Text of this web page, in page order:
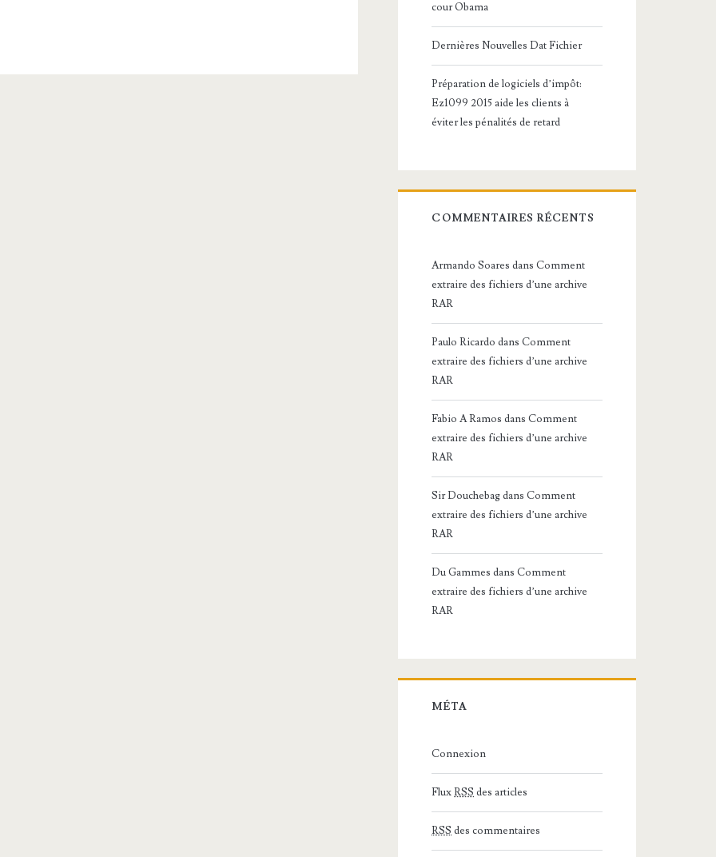
cour Obama
Dernières Nouvelles Dat Fichier
Préparation de logiciels d’impôt:
Ez1099 2015 aide les clients à
éviter les pénalités de retard
COMMENTAIRES RÉCENTS
Armando Soares dansComment
extraire des fichiers d’une archive
RAR
Paulo Ricardo dansComment
extraire des fichiers d’une archive
RAR
Fabio A Ramos dansComment
extraire des fichiers d’une archive
RAR
Sir DouchebagdansComment
extraire des fichiers d’une archive
RAR
Du Gammes dansComment
extraire des fichiers d’une archive
RAR
MÉTA
Connexion
FluxRSS des articles
RSS des commentaires